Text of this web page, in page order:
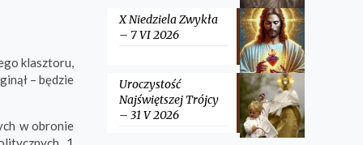
klasztoru,
– będzie
w obronie
X Niedziela Zwykła
– 7 VI 2026
Uroczystość
Najświętszej Trójcy
– 31 V 2026